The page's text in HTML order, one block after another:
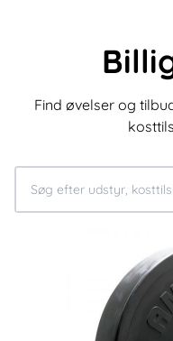
Find øvelser og